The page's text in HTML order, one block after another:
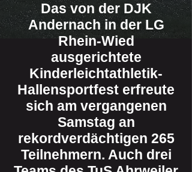
Das von der DJK
Andernach in der LG
Rhein-Wied
ausgerichtete
Kinderleichtathletik-
Hallensportfest erfreute
sich am vergangenen
Samstag an
rekordverdächtigen 265
Teilnehmern. Auch drei